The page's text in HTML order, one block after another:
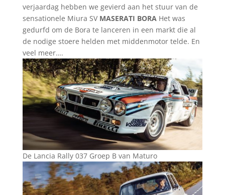
verjaardag hebben we gevierd aan het stuur van de
sensationele Miura SV MASERATI BORA Het was
gedurfd om de Bora te lanceren in een markt die al
de nodige stoere helden met middenmotor telde. En
veel meer….
De Lancia Rally 037 Groep B van Maturo